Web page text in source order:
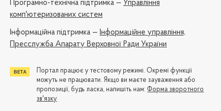
Програмно-технічна підтримка — Управління
комп'ютеризованих систем
Iнформаційна підтримка — Інформаційне управління,
Пресслужба Апарату Верховної Ради України
Портал працює у тестовому режимі. Окремі функції
можуть не працювати. Якщо ви маєте зауваження або
пропозиції, будь ласка, напишіть нам: Форма зворотного
зв'язку